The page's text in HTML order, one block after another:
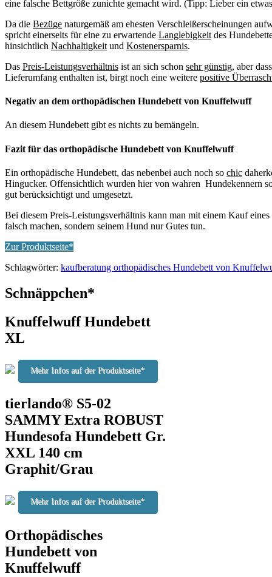
eine falsche Bettgröße zunichte gemacht wird. (Tipp: Lieber ein
Da die Bezüge naturgemäß am ehesten Verschleißerscheinungen
spricht einerseits für eine zu erwartende Langlebigkeit des
hinsichtlich Nachhaltigkeit und Kostenersparnis.
Das Preis-Leistungsverhältnis ist an sich schon sehr günstig, aber
Lieferumfang enthalten ist, birgt noch eine weitere positive Ü
Negativ an dem orthopädischen Hundebett von Knuffelwuff
An diesem Hundebett gibt es nichts zu bemängeln.
Fazit für das orthopädische Hundebett von Knuffelwuff
Ein orthopädische Hundebett, das nebenbei auch noch so chic
Hingucker. Offensichtlich wurden hier von wahren Hundekennern
gut berücksichtigt und umgesetzt.
Bei diesem Preis-Leistungsverhältnis kann man mit einem Kauf
falsch machen, sondern seinem Hund nur Gutes tun.
Zur Produktseite*
Schlagwörter: kaufberatung orthopädisches Hundebett von
Schnäppchen*
Knuffelwuff Hundebett
XL
Mehr Infos auf der Produktseite*
tierlando® S5-02
SAMMY Extra ROBUST
Hundesofa Hundebett Gr.
XXL 140 cm
Graphit/Grau
Mehr Infos auf der Produktseite*
Orthopädisches
Hundebett von
Knuffelwuff